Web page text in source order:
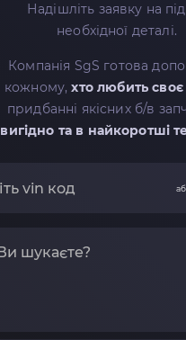
Надішліть заявку на
необхідної деталі.
Компанія SgS готова
кожному,хто любить своє
придбанні якісних б/в
вигідно та в найкоротші